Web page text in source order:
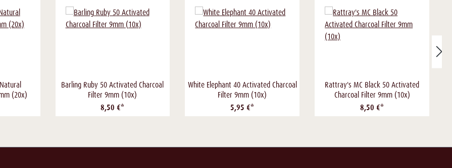
(20x)
Barling Ruby 50 Activated Charcoal
Filter 9mm (10x)
8,50 €*
White Elephant 40 Activated Charcoal
Filter 9mm (10x)
5,95 €*
Rattray's MC Black 50 Activated
Charcoal Filter 9mm (10x)
8,50 €*